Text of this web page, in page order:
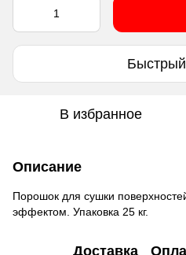
Быстрый
В избранное
Описание
Порошок для сушки
эффектом. Упаковка 25 кг.
Доставка